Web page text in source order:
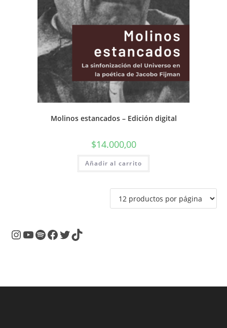
Molinos estancados – Edición digital
$14.000,00
Añadir al carrito
Instagram
YouTube
SpotifyFacebook
Twitter
TikTok